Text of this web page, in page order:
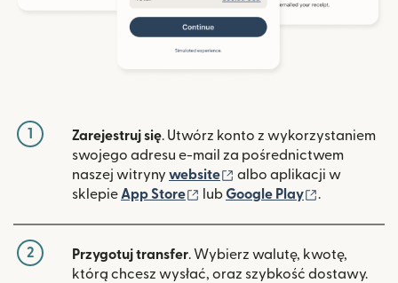
1 Zarejestruj się. Utwórz konto z wykorzystaniem
swojego adresu e-mail za pośrednictwem
naszej witryny website (otwiera się w nowym
albo aplikacji w
sklepieApp Store (otwiera się w nowym oknie)
lubGoogle Play (otwiera się
.
2 Przygotuj transfer. Wybierz walutę, kwotę,
którą chcesz wysłać, oraz szybkość dostawy.